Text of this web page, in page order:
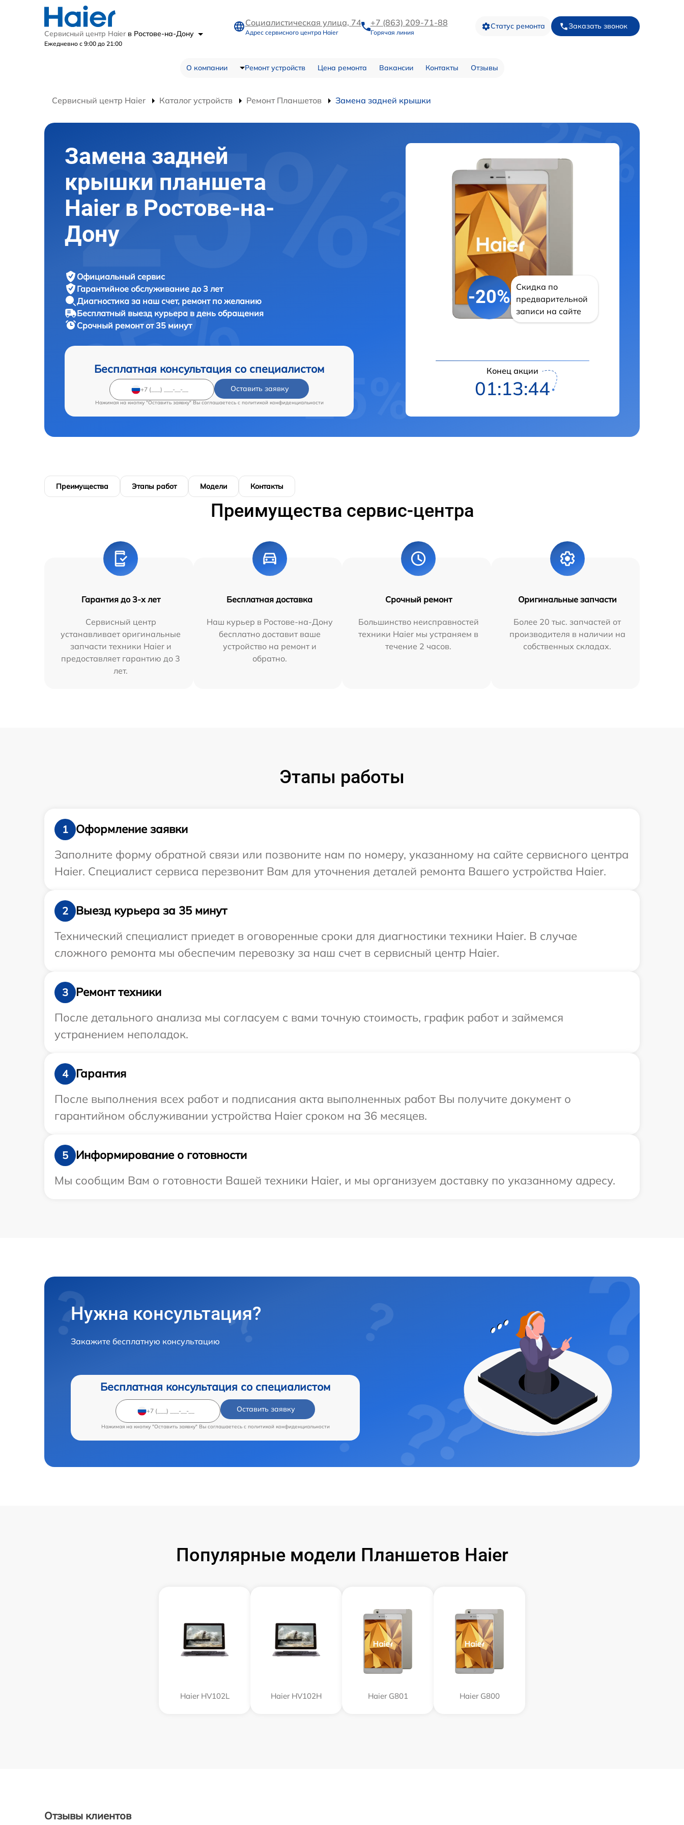
Сервисный центр Haier в Ростове-на-Дону
Ежедневно с 9:00 до 21:00
Социалистическая улица, 74
Адрес сервисного центра Haier
+7 (863) 209-71-88
Горячая линия
Статус ремонта Заказать звонок
О компании Ремонт устройств Цена ремонта Вакансии Контакты Отзывы
Сервисный центр Haier Каталог устройств Ремонт Планшетов Замена задней крышки
Замена задней
крышки планшета
Haier в Ростове-на-
Дону
Официальный сервис
Гарантийное обслуживание до 3 лет
Диагностика за наш счет, ремонт по желанию
Бесплатный выезд курьера в день обращения
Срочный ремонтот 35 минут
Бесплатная консультация со специалистом
Оставить заявку
Нажимая на кнопку "Оставить заявку" Вы соглашаетесь c политикой конфиденциальности
-20%
Скидка по
предварительной
записи на сайте
Конец акции
01:13:43
Преимущества Этапы работ Модели Контакты
Преимущества сервис-центра
Гарантия до 3-х лет
Сервисный центр
устанавливает оригинальные
запчасти техники Haier и
предоставляет гарантию до 3
лет.
Бесплатная доставка
Наш курьер в Ростове-на-Дону
бесплатно доставит ваше
устройство на ремонт и
обратно.
Срочный ремонт
Большинство неисправностей
техники Haier мы устраняем в
течение 2 часов.
Оригинальные запчасти
Более 20 тыс. запчастей от
производителя в наличии на
собственных складах.
Этапы работы
1
Оформление заявки
Заполните форму обратной связи или позвоните нам по номеру, указанному на сайте сервисного центра
Haier. Специалист сервиса перезвонит Вам для уточнения деталей ремонта Вашего устройства Haier.
2
Выезд курьера за 35 минут
Технический специалист приедет в оговоренные сроки для диагностики техники Haier. В случае
сложного ремонта мы обеспечим перевозку за наш счет в сервисный центр Haier.
3
Ремонт техники
После детального анализа мы согласуем с вами точную стоимость, график работ и займемся
устранением неполадок.
4
Гарантия
После выполнения всех работ и подписания акта выполненных работ Вы получите документ о
гарантийном обслуживании устройства Haier сроком на 36 месяцев.
5
Информирование о готовности
Мы сообщим Вам о готовности Вашей техники Haier, и мы организуем доставку по указанному адресу.
Нужна консультация?
Закажите бесплатную консультацию
Бесплатная консультация со специалистом
Оставить заявку
Нажимая на кнопку "Оставить заявку" Вы соглашаетесь c политикой конфиденциальности
Популярные модели Планшетов Haier
Haier HV102L Haier HV102H Haier G801 Haier G800
Отзывы клиентов